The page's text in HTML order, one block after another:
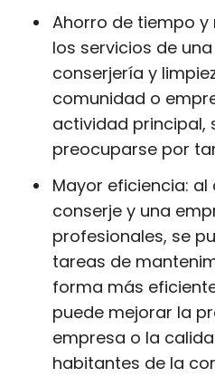
Ahorro de tiempo
los servicios de
conserjería y
comunidad o
actividad principal,
preocuparse por
Mayor eficiencia:
conserje y una
profesionales, se
tareas de
forma más
puede mejorar la
empresa o la
habitantes de la